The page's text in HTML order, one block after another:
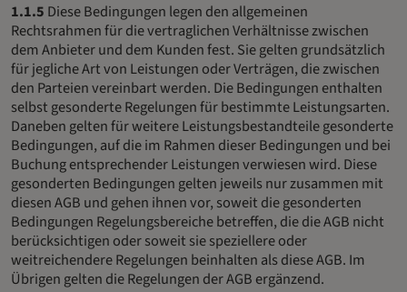
1.1.5 Diese Bedingungen legen den allgemeinen
Rechtsrahmen für die vertraglichen Verhältnisse zwischen
dem Anbieter und dem Kunden fest. Sie gelten grundsätzlich
für jegliche Art von Leistungen oder Verträgen, die zwischen
den Parteien vereinbart werden. Die Bedingungen enthalten
selbst gesonderte Regelungen für bestimmte Leistungsarten.
Daneben gelten für weitere Leistungsbestandteile gesonderte
Bedingungen, auf die im Rahmen dieser Bedingungen und bei
Buchung entsprechender Leistungen verwiesen wird. Diese
gesonderten Bedingungen gelten jeweils nur zusammen mit
diesen AGB und gehen ihnen vor, soweit die gesonderten
Bedingungen Regelungsbereiche betreffen, die die AGB nicht
berücksichtigen oder soweit sie speziellere oder
weitreichendere Regelungen beinhalten als diese AGB. Im
Übrigen gelten die Regelungen der AGB ergänzend.